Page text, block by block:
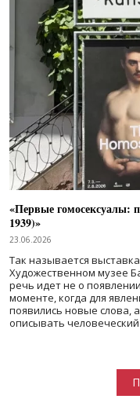
«Первые гомосексуалы:
1939)»
23.06.2026
Так называется
Художественном музее
речь идет не о
моменте, когда для
появились новые слова,
описывать